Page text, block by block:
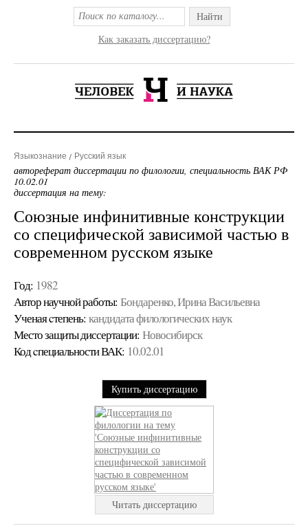
Найти
Как заказать диссертацию?
Языкознание Русский язык
автореферат диссертации по филологии, специальность ВАК РФ
10.02.01
диссертация на тему:
Союзные инфинитивные конструкции
со специфической зависимой частью в
современном русском языке
Год: 1982
Автор научной работы: Бондаренко, Ирина Васильевна
Ученая cтепень: кандидата филологических наук
Место защиты диссертации: Новосибирск
Код cпециальности ВАК: 10.02.01
Купить диссертацию
Читать диссертацию